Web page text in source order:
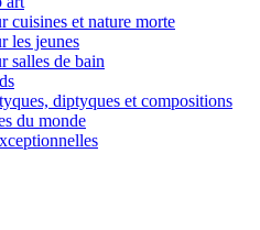
cuisines et nature morte
les jeunes
salles de bain
diptyques et compositions
du monde